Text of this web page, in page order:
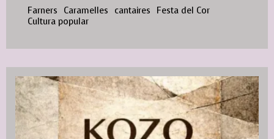
Farners Caramelles cantaires
Festa del Cor
Cultura popular